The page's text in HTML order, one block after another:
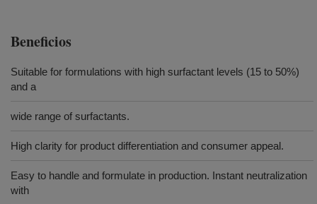
Beneficios
Suitable for formulations with high surfactant levels (15 to 50%)
and a
wide range of surfactants.
High clarity for product differentiation and consumer appeal.
Easy to handle and formulate in production. Instant neutralization
with